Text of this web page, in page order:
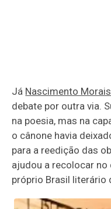
Já Nascimento
debate por outra via.
na poesia, mas na
o cânone havia
para a reedição das
ajudou a recolocar
próprio Brasil literário